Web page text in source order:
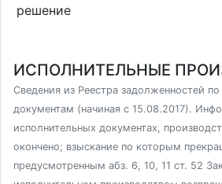
решение
ИСПОЛНИТЕЛЬНЫЕ
Сведения из Реестра задолженностей
документам (начиная с 15.08.2017).
исполнительных документах,
окончено; взыскание по которым
предусмотренным абз. 6, 10, 11 ст. 52